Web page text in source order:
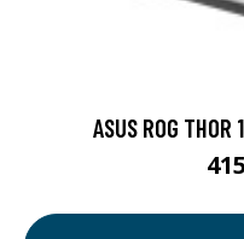
ASUS ROG